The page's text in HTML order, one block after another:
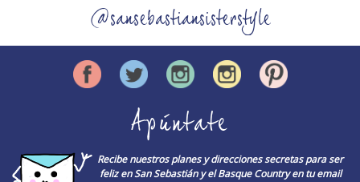
@sansebastiansisterstyle
Apúntate
Recibe nuestros planes y direcciones secretas para ser
feliz en San Sebastián y el Basque Country en tu email